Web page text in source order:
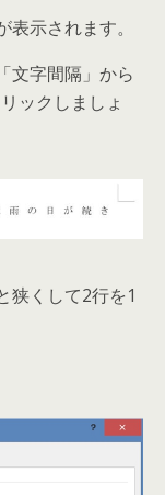
示されます。
文字間隔」から
ックしましょ
狭くして2行を1